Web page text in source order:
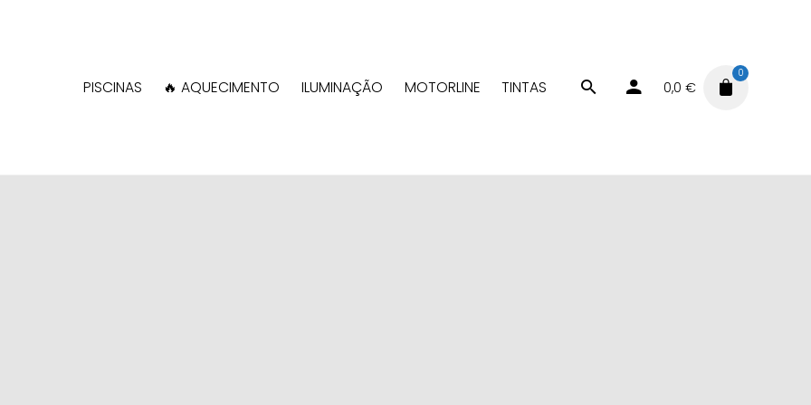
PISCINAS 🔥 AQUECIMENTO ILUMINAÇÃO MOTORLINE TINTAS 0,0€
0